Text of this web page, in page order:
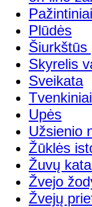
Plūdės
Šiurkštūs
Skyrelis
Sveikata
Tvenkiniai
Upės
Užsienio
Žūklės
Žuvų
Žvejo
Žvejų